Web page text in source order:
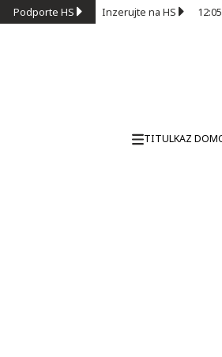
Podporte HS Inzerujte na HS 12:05
TITULKAZ